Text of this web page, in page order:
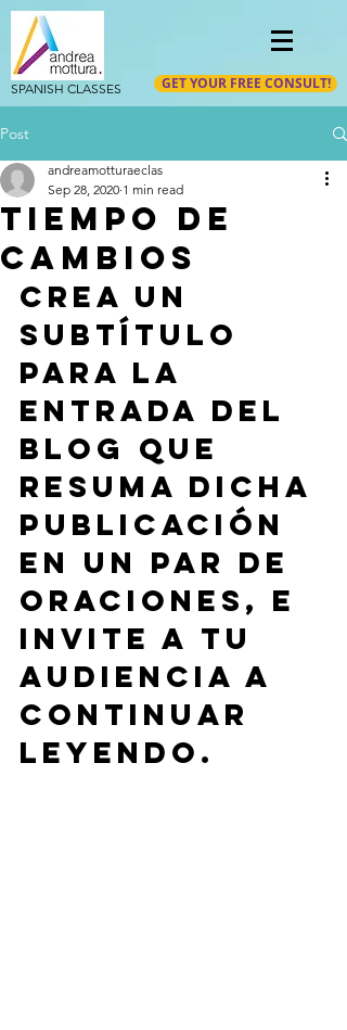
SPANISH CLASSES GET YOUR FREE CONSULT!
Post
Tiempo de
cambios
andreamotturaeclas
Sep 28, 2020 1 min read
Crea un
subtítulo
para la
entrada del
blog que
resuma dicha
publicación
en un par de
oraciones, e
invite a tu
audiencia a
continuar
leyendo.